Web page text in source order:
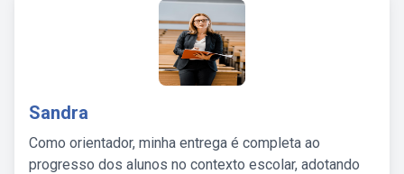
Sandra
Como orientador, minha entrega é completa ao
progresso dos alunos no contexto escolar, adotando